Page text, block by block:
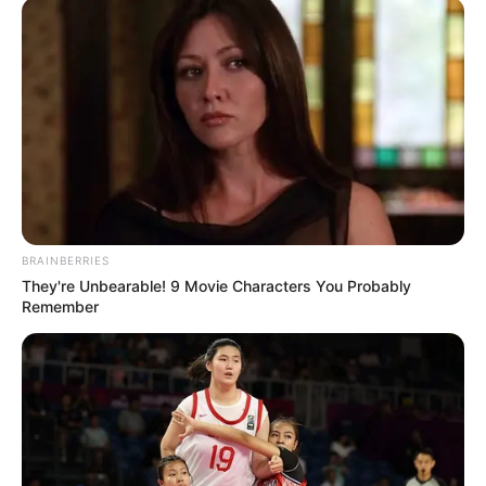
mujeres cabeza de hogar, han sido históricamente
invisibles para la política pública”. Con esta iniciativa, se
busca que tanto un pequeño salón en el sur como una
barbería consolidada en Engativá puedan acceder a
mejores oportunidades.
Una red que fortalece los barrios
El proyecto incluye medidas como: - Acceso acapital
semilla
y programas distritales de emprendimiento. -
Ferias locales para promover servicios y productos. -
marketing digital y más. Además, se dará prioridad a las
madres cabeza de hogar
importante del sector. Así se busca fortalecer la equidad y
la inclusión desde lo económico.
Peluquerías: espacios de confianza
en los barrios
BRAINBERRIES
They're Unbearable! 9 Movie Characters You Probably
Remember